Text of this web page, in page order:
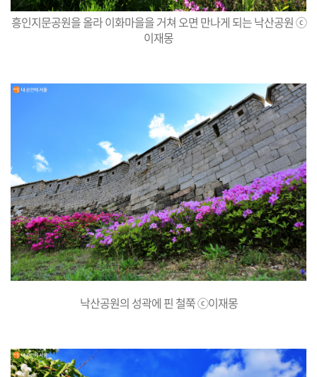
흥인지문공원을 올라 이화마을을 거쳐 오면 만나게 되는 낙산공원 ⓒ
이재몽
낙산공원의 성곽에 핀 철쭉 ⓒ이재몽